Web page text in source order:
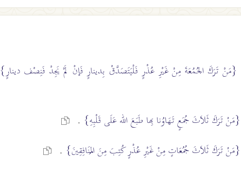
{مَنْ تَرَكَ الجُمُعَةَ مِنْ غَيْرِ عُذْرٍ فَلْيَتَصَدَّقْ بِدينارٍ فَإنْ لَمْ يَجِدْ فَنِصْف دينارٍ}
{مَنْ تَرَكَ ثَلاَثَ جُمَعٍ تَهَاوُنا بِها طَبَعَ الله عَلَى قَلْبِهِ} .
{مَنْ تَرَكَ ثَلاَثَ جُمُعَاتٍ مِنْ غَيْرِ عُذْرٍ كُتِبَ مِنَ المُنَافِقِينَ} .